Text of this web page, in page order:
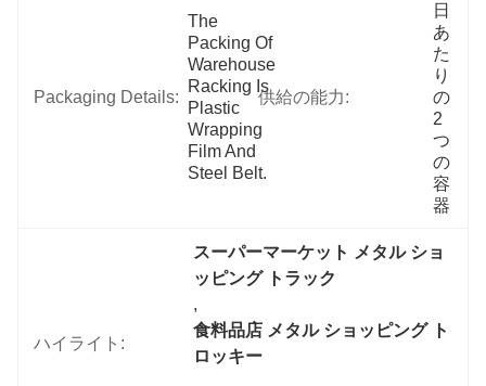
Packaging Details:
The
Packing Of
Warehouse
Racking Is
Plastic
Wrapping
Film And
Steel Belt.
供給の能力:
日
あ
た
り
の
2
つ
の
容
器
ハイライト:
スーパーマーケット メタル ショ
ッピング トラック
,
食料品店 メタル ショッピング ト
ロッキー